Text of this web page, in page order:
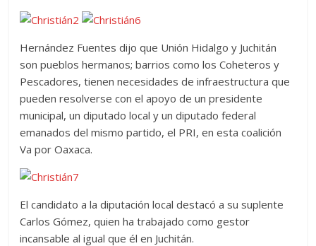
Hernández Fuentes dijo que Unión Hidalgo y Juchitán
son pueblos hermanos; barrios como los Coheteros y
Pescadores, tienen necesidades de infraestructura que
pueden resolverse con el apoyo de un presidente
municipal, un diputado local y un diputado federal
emanados del mismo partido, el PRI, en esta coalición
Va por Oaxaca.
El candidato a la diputación local destacó a su suplente
Carlos Gómez, quien ha trabajado como gestor
incansable al igual que él en Juchitán.